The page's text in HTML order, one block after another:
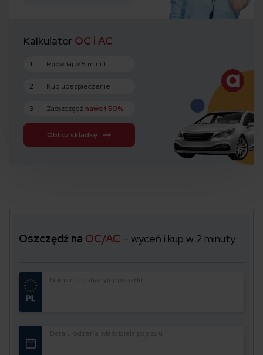
Kalkulator OC i AC
1 Porównaj w 5 minut
2 Kup ubezpieczenie
3 Zaoszczędź nawet 50%
Oblicz składkę
Oszczędź na OC/AC – wyceń i kup w 2 minuty
Numer rejestracyjny pojazdu
Data urodzenia właściciela pojazdu